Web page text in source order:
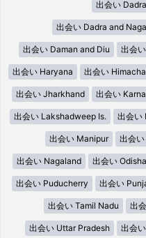
出会い
出会い Dadra and
出会い Daman and Diu 出会
出会い Haryana 出会い
出会い Jharkhand 出会い
出会い Lakshadweep Is. 出会い
出会い Manipur 出会
出会い Nagaland 出会い Odisha
出会い Puducherry 出会い
出会い Tamil Nadu 出
出会い Uttar Pradesh 出会